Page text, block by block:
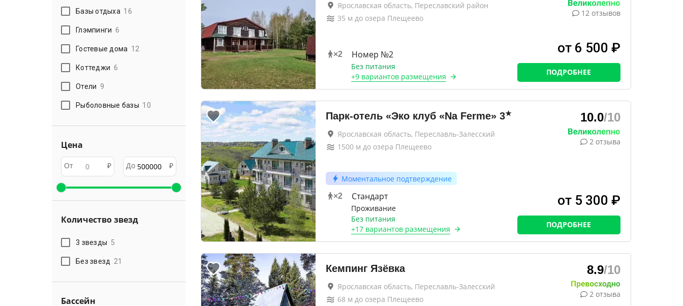
Базы отдыха 16
Глэмпинги 6
Гостевые дома 12
Коттеджи 6
Отели 9
Рыболовные базы 10
Цена
От ₽ До ₽
Количество звезд
3 звезды 5
Без звезд 21
Бассейн
Ярославская область, Переславский район
35 м до озера Плещеево
×2 Номер №2
Без питания
+9 вариантовразмещения
12 отзывов
от 6 500 ₽
ПОДРОБНЕЕ
Парк-отель «Эко клуб «Na Ferme» 3★
Ярославская область, Переславль-Залесский
1500м до озера Плещеево
Моментальное подтверждение
×2 Стандарт
Проживание
Без питания
+17 вариантовразмещения
10.0/10
2 отзыва
от 5 300 ₽
ПОДРОБНЕЕ
Кемпинг Язёвка
Ярославская область, Переславль-Залесский
68 м до озера Плещеево
8.9/10
2 отзыва